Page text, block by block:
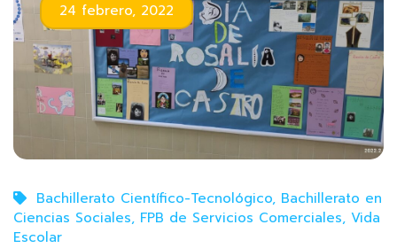
24 febrero, 2022
Bachillerato Científico-Tecnológico, Bachillerato en
Ciencias Sociales, FPB de Servicios Comerciales, Vida
Escolar